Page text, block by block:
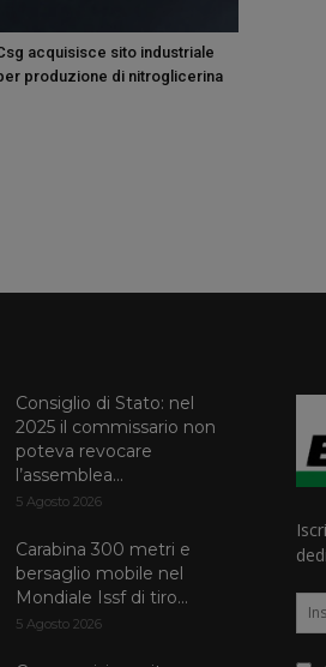
acquisisce sito industriale
produzione di nitroglicerina
Consiglio di Stato: nel
2025 il commissario non
poteva revocare
l’assemblea...
5 Agosto 2026
Carabina 300 metri e
bersaglio mobile nel
Mondiale Issf di tiro...
5 Agosto 2026